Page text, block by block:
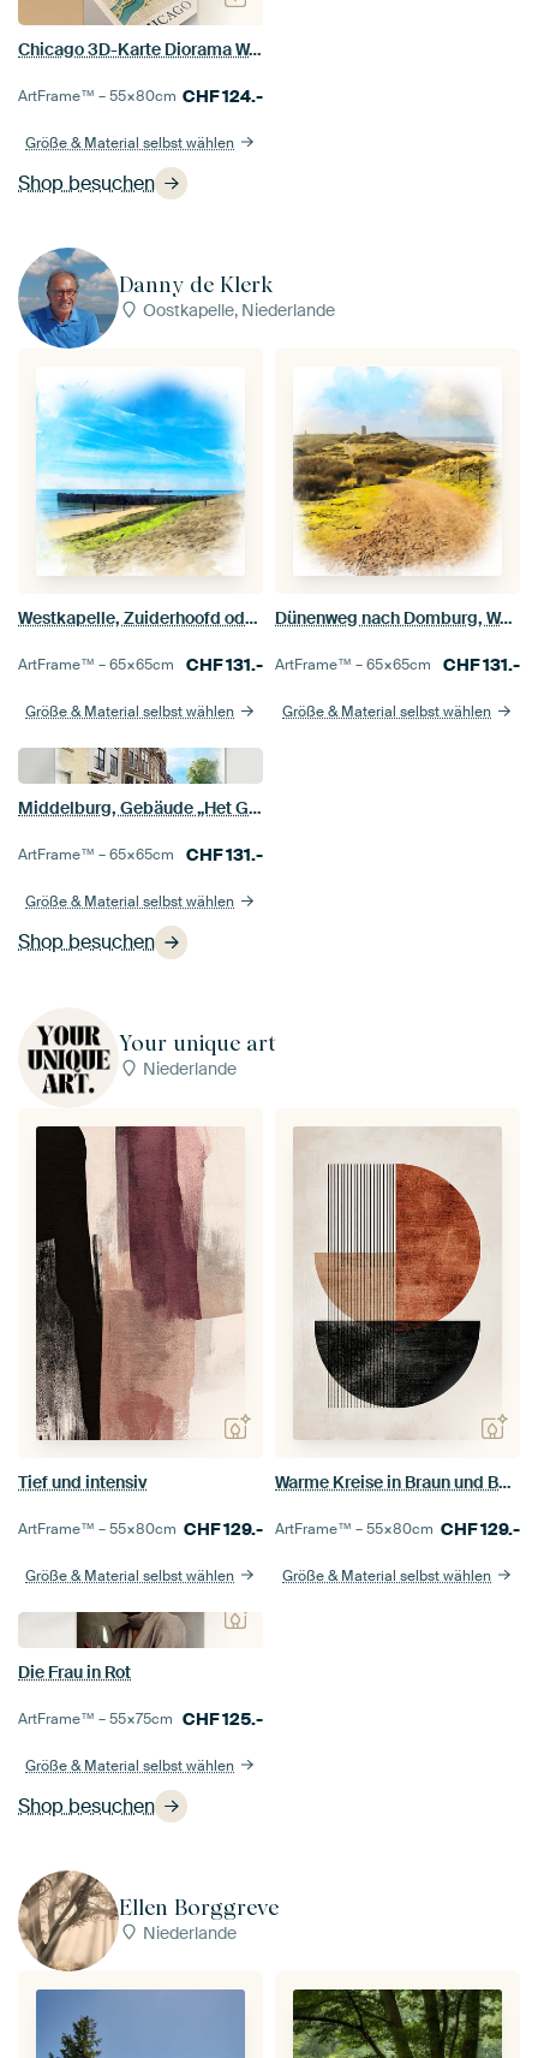
Shop besuchen
Chicago 3D-Karte Diorama Wandbild | Windy City Skyline Druck
ArtFrame™ –55×80cm CHF124.-
Größe & Material selbst wählen
Danny de Klerk
Oostkapelle, Niederlande
Shop besuchen
Westkapelle, Zuiderhoofd oder Grôôt Ôôd
ArtFrame™ –65×65cm CHF131.-
Größe & Material selbst wählen
Dünenweg nach Domburg, Walcheren, Zeeland, Niederlande
ArtFrame™ –65×65cm CHF131.-
Größe & Material selbst wählen
Middelburg, Gebäude „Het Gouden Cruys“ am Dam
ArtFrame™ –65×65cm CHF131.-
Größe & Material selbst wählen
Your unique art
Niederlande
Shop besuchen
Tief und intensiv
ArtFrame™ –55×80cm CHF129.-
Größe & Material selbst wählen
Warme Kreise in Braun und Beige
ArtFrame™ –55×80cm CHF129.-
Größe & Material selbst wählen
Die Frau in Rot
ArtFrame™ –55×75cm CHF125.-
Größe & Material selbst wählen
Ellen Borggreve
Niederlande